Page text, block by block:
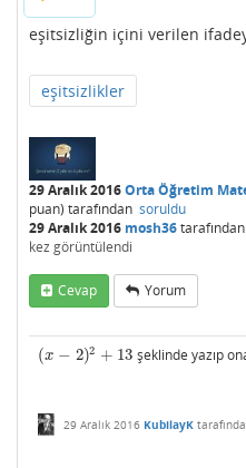
eşitsizliğin içini verilen
eşitsizlikler
29 Aralık 2016Orta Öğretim
puan) tarafından soruldu
29 Aralık 2016 mosh36tarafından
kez görüntülendi
Cevap Yorum
(x − 2)2 + 13
(x− 2)2+13 şeklinde yazıp
29 Aralık 2016 KubilayK